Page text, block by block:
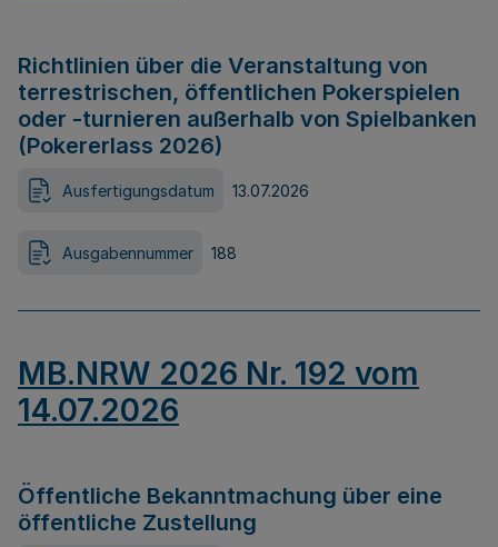
Richtlinien über die Veranstaltung von
terrestrischen, öffentlichen Pokerspielen
oder -turnieren außerhalb von Spielbanken
(Pokererlass 2026)
Ausfertigungsdatum 13.07.2026
Ausgabennummer 188
MB.NRW 2026 Nr. 192 vom
14.07.2026
Öffentliche Bekanntmachung über eine
öffentliche Zustellung